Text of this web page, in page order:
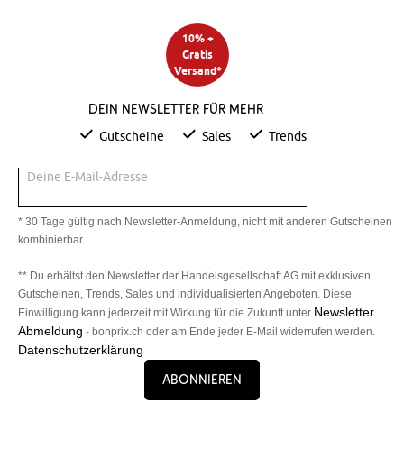
10% +
Gratis
Versand*
Dein Newsletter für mehr
Gutscheine Sales Trends
Deine E-Mail-Adresse
* 30 Tage gültig nach Newsletter-Anmeldung, nicht mit anderen Gutscheinen
kombinierbar.
** Du erhältst den Newsletter der Handelsgesellschaft AG mit exklusiven
Gutscheinen, Trends, Sales und individualisierten Angeboten. Diese
Einwilligung kann jederzeit mit Wirkung für die Zukunft unter Newsletter
Abmeldung - bonprix.ch oder am Ende jeder E-Mail widerrufen werden.
Datenschutzerklärung
Abonnieren